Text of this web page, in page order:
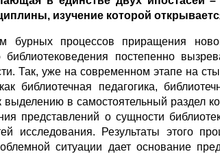
изучение которой
бурных процессов приращения
библиотековедения постепенно
Так, уже на современном этапе на
библиотечная педагогика,
выделению в самостоятельный раздел
представлений о сущности
исследования. Результаты этого
ситуации дает основание